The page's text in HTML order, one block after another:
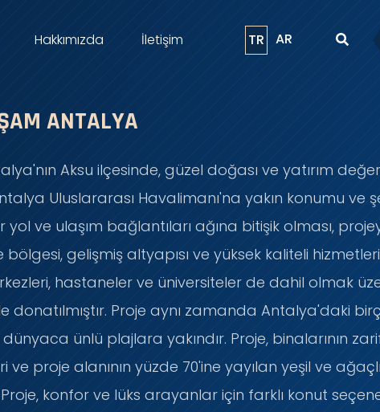
Hakkımızda İletişim TR AR
ANTALYA
Aksu ilçesinde, güzel doğası ve yatırım
Uluslararası Havalimanı'na yakın konumu ve
ve ulaşım bağlantıları ağına bitişik olması,
gelişmiş altyapısı ve yüksek kaliteli
hastaneler ve üniversiteler de dahil olmak
donatılmıştır. Proje aynı zamanda Antalya'daki
ünlü plajlara yakındır. Proje, binalarının
proje alanının yüzde 70'ine yayılan yeşil ve
konfor ve lüks arayanlar için farklı konut